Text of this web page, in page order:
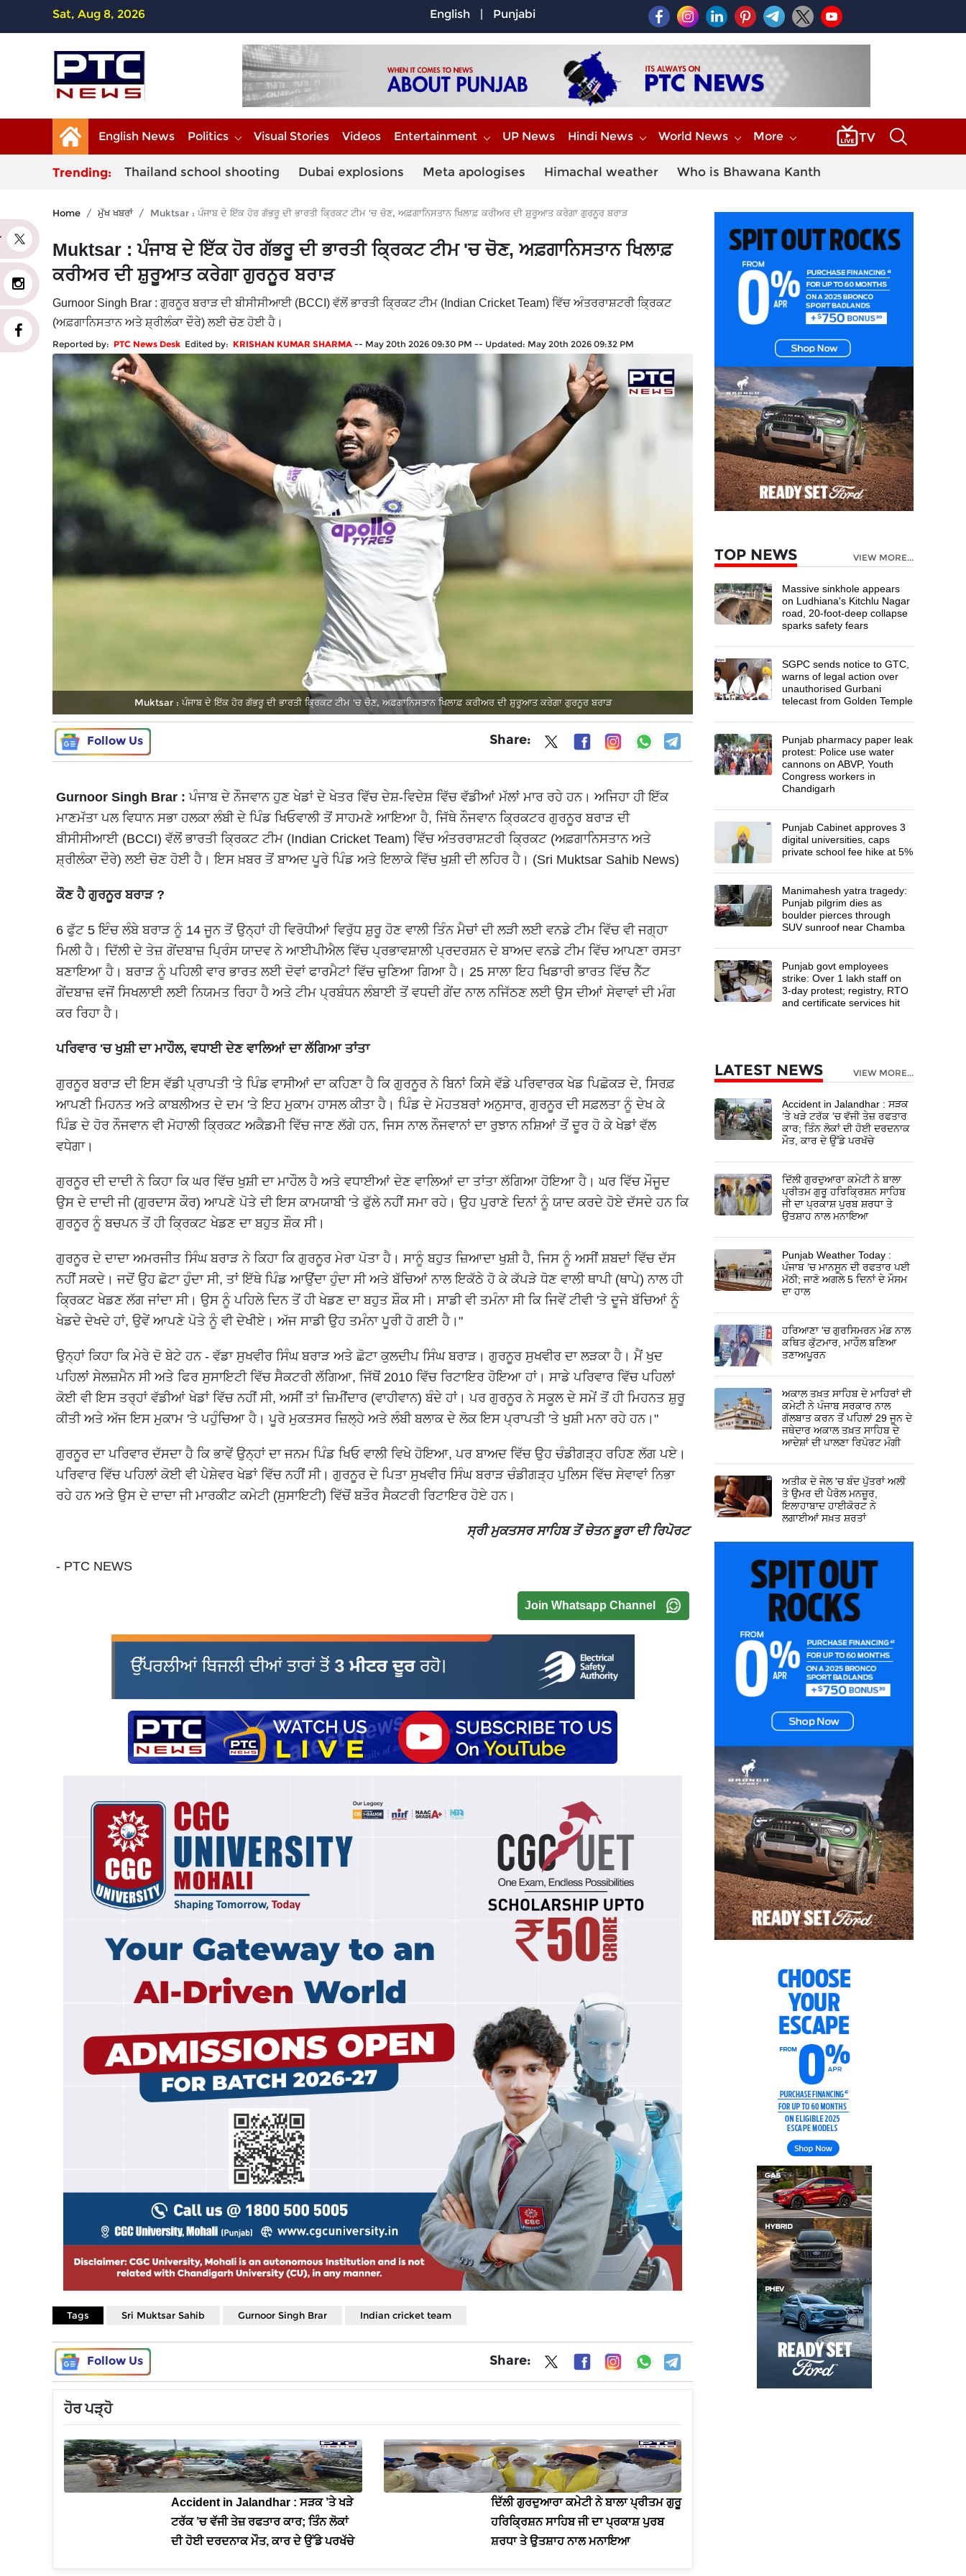
Sat, Aug 8, 2026 English | Punjabi
English News Politics Visual Stories Videos Entertainment UP News Hindi News World News More
Trending: Thailand school shooting Dubai explosions Meta apologises Himachal weather Who is Bhawana Kanth
Home ਮੁੱਖ ਖਬਰਾਂ Muktsar : ਪੰਜਾਬ ਦੇ ਇੱਕ ਹੋਰ ਗੱਭਰੂ ਦੀ ਭਾਰਤੀ ਕ੍ਰਿਕਟ ਟੀਮ 'ਚ ਚੋਣ, ਅਫ਼ਗਾਨਿਸਤਾਨ ਖਿਲਾਫ਼ ਕਰੀਅਰ ਦੀ ਸ਼ੁਰੂਆਤ ਕਰੇਗਾ ਗੁਰਨੂਰ ਬਰਾੜ
Muktsar : ਪੰਜਾਬ ਦੇ ਇੱਕ ਹੋਰ ਗੱਭਰੂ ਦੀ ਭਾਰਤੀ ਕ੍ਰਿਕਟ ਟੀਮ 'ਚ ਚੋਣ, ਅਫ਼ਗਾਨਿਸਤਾਨ ਖਿਲਾਫ਼
ਕਰੀਅਰ ਦੀ ਸ਼ੁਰੂਆਤ ਕਰੇਗਾ ਗੁਰਨੂਰ ਬਰਾੜ
Gurnoor Singh Brar : ਗੁਰਨੂਰ ਬਰਾੜ ਦੀ ਬੀਸੀਸੀਆਈ (BCCI) ਵੱਲੋਂ ਭਾਰਤੀ ਕ੍ਰਿਕਟ ਟੀਮ (Indian Cricket Team) ਵਿੱਚ ਅੰਤਰਰਾਸ਼ਟਰੀ ਕ੍ਰਿਕਟ
(ਅਫ਼ਗਾਨਿਸਤਾਨ ਅਤੇ ਸ਼੍ਰੀਲੰਕਾ ਦੌਰੇ) ਲਈ ਚੋਣ ਹੋਈ ਹੈ।
Reported by: PTC News Desk Edited by: KRISHAN KUMAR SHARMA -- May 20th 2026 09:30 PM -- Updated: May 20th 2026 09:32 PM
Muktsar : ਪੰਜਾਬ ਦੇ ਇੱਕ ਹੋਰ ਗੱਭਰੂ ਦੀ ਭਾਰਤੀ ਕ੍ਰਿਕਟ ਟੀਮ 'ਚ ਚੋਣ, ਅਫ਼ਗਾਨਿਸਤਾਨ ਖਿਲਾਫ਼ ਕਰੀਅਰ ਦੀ ਸ਼ੁਰੂਆਤ ਕਰੇਗਾ ਗੁਰਨੂਰ ਬਰਾੜ
Follow Us Share:
Gurnoor Singh Brar : ਪੰਜਾਬ ਦੇ ਨੌਜਵਾਨ ਹੁਣ ਖੇਡਾਂ ਦੇ ਖੇਤਰ ਵਿੱਚ ਦੇਸ਼-ਵਿਦੇਸ਼ ਵਿੱਚ ਵੱਡੀਆਂ ਮੱਲਾਂ ਮਾਰ ਰਹੇ ਹਨ। ਅਜਿਹਾ ਹੀ ਇੱਕ
ਮਾਣਮੱਤਾ ਪਲ ਵਿਧਾਨ ਸਭਾ ਹਲਕਾ ਲੰਬੀ ਦੇ ਪਿੰਡ ਖਿਓਵਾਲੀ ਤੋਂ ਸਾਹਮਣੇ ਆਇਆ ਹੈ, ਜਿੱਥੇ ਨੌਜਵਾਨ ਕ੍ਰਿਕਟਰ ਗੁਰਨੂਰ ਬਰਾੜ ਦੀ
ਬੀਸੀਸੀਆਈ (BCCI) ਵੱਲੋਂ ਭਾਰਤੀ ਕ੍ਰਿਕਟ ਟੀਮ (Indian Cricket Team) ਵਿੱਚ ਅੰਤਰਰਾਸ਼ਟਰੀ ਕ੍ਰਿਕਟ (ਅਫ਼ਗਾਨਿਸਤਾਨ ਅਤੇ
ਸ਼੍ਰੀਲੰਕਾ ਦੌਰੇ) ਲਈ ਚੋਣ ਹੋਈ ਹੈ। ਇਸ ਖ਼ਬਰ ਤੋਂ ਬਾਅਦ ਪੂਰੇ ਪਿੰਡ ਅਤੇ ਇਲਾਕੇ ਵਿੱਚ ਖੁਸ਼ੀ ਦੀ ਲਹਿਰ ਹੈ। (Sri Muktsar Sahib News)
ਕੌਣ ਹੈ ਗੁਰਨੂਰ ਬਰਾੜ ?
6 ਫੁੱਟ 5 ਇੰਚ ਲੰਬੇ ਬਰਾੜ ਨੂੰ 14 ਜੂਨ ਤੋਂ ਉਨ੍ਹਾਂ ਹੀ ਵਿਰੋਧੀਆਂ ਵਿਰੁੱਧ ਸ਼ੁਰੂ ਹੋਣ ਵਾਲੀ ਤਿੰਨ ਮੈਚਾਂ ਦੀ ਲੜੀ ਲਈ ਵਨਡੇ ਟੀਮ ਵਿੱਚ ਵੀ ਜਗ੍ਹਾ
ਮਿਲੀ ਹੈ। ਦਿੱਲੀ ਦੇ ਤੇਜ਼ ਗੇਂਦਬਾਜ਼ ਪ੍ਰਿੰਸ ਯਾਦਵ ਨੇ ਆਈਪੀਐਲ ਵਿੱਚ ਪ੍ਰਭਾਵਸ਼ਾਲੀ ਪ੍ਰਦਰਸ਼ਨ ਦੇ ਬਾਅਦ ਵਨਡੇ ਟੀਮ ਵਿੱਚ ਆਪਣਾ ਰਸਤਾ
ਬਣਾਇਆ ਹੈ। ਬਰਾੜ ਨੂੰ ਪਹਿਲੀ ਵਾਰ ਭਾਰਤ ਲਈ ਦੋਵਾਂ ਫਾਰਮੈਟਾਂ ਵਿੱਚ ਚੁਣਿਆ ਗਿਆ ਹੈ। 25 ਸਾਲਾ ਇਹ ਖਿਡਾਰੀ ਭਾਰਤ ਵਿੱਚ ਨੈੱਟ
ਗੇਂਦਬਾਜ਼ ਵਜੋਂ ਸਿਖਲਾਈ ਲਈ ਨਿਯਮਤ ਰਿਹਾ ਹੈ ਅਤੇ ਟੀਮ ਪ੍ਰਬੰਧਨ ਲੰਬਾਈ ਤੋਂ ਵਧਦੀ ਗੇਂਦ ਨਾਲ ਨਜਿੱਠਣ ਲਈ ਉਸ ਦੀਆਂ ਸੇਵਾਵਾਂ ਦੀ ਮੰਗ
ਕਰ ਰਿਹਾ ਹੈ।
ਪਰਿਵਾਰ 'ਚ ਖੁਸ਼ੀ ਦਾ ਮਾਹੌਲ, ਵਧਾਈ ਦੇਣ ਵਾਲਿਆਂ ਦਾ ਲੱਗਿਆ ਤਾਂਤਾ
ਗੁਰਨੂਰ ਬਰਾੜ ਦੀ ਇਸ ਵੱਡੀ ਪ੍ਰਾਪਤੀ 'ਤੇ ਪਿੰਡ ਵਾਸੀਆਂ ਦਾ ਕਹਿਣਾ ਹੈ ਕਿ ਗੁਰਨੂਰ ਨੇ ਬਿਨਾਂ ਕਿਸੇ ਵੱਡੇ ਪਰਿਵਾਰਕ ਖੇਡ ਪਿਛੋਕੜ ਦੇ, ਸਿਰਫ਼
ਆਪਣੀ ਮਿਹਨਤ ਅਤੇ ਕਾਬਲੀਅਤ ਦੇ ਦਮ 'ਤੇ ਇਹ ਮੁਕਾਮ ਹਾਸਲ ਕੀਤਾ ਹੈ। ਪਿੰਡ ਦੇ ਮੋਹਤਬਰਾਂ ਅਨੁਸਾਰ, ਗੁਰਨੂਰ ਦੀ ਸਫ਼ਲਤਾ ਨੂੰ ਦੇਖ ਕੇ
ਪਿੰਡ ਦੇ ਹੋਰ ਨੌਜਵਾਨ ਵੀ ਮੋਹਾਲੀ ਕ੍ਰਿਕਟ ਅਕੈਡਮੀ ਵਿੱਚ ਜਾਣ ਲੱਗੇ ਹਨ, ਜਿਸ ਨਾਲ ਨੌਜਵਾਨਾਂ ਦਾ ਰੁਝਾਨ ਨਸ਼ਿਆਂ ਤੋਂ ਦੂਰ ਹੋ ਕੇ ਖੇਡਾਂ ਵੱਲ
ਵਧੇਗਾ।
ਗੁਰਨੂਰ ਦੀ ਦਾਦੀ ਨੇ ਕਿਹਾ ਕਿ ਘਰ ਵਿੱਚ ਖੁਸ਼ੀ ਦਾ ਮਾਹੌਲ ਹੈ ਅਤੇ ਵਧਾਈਆਂ ਦੇਣ ਵਾਲਿਆਂ ਦਾ ਤਾਂਤਾ ਲੱਗਿਆ ਹੋਇਆ ਹੈ। ਘਰ ਵਿੱਚ ਮੌਜੂਦ
ਉਸ ਦੇ ਦਾਦੀ ਜੀ (ਗੁਰਦਾਸ ਕੌਰ) ਆਪਣੇ ਪੋਤੇ ਦੀ ਇਸ ਕਾਮਯਾਬੀ 'ਤੇ ਫੁੱਲੇ ਨਹੀਂ ਸਮਾ ਰਹੇ। ਉਹ ਪੁਰਾਣੇ ਦਿਨਾਂ ਨੂੰ ਯਾਦ ਕਰਦੇ ਹੋਏ ਦੱਸਦੇ ਹਨ ਕਿ
ਗੁਰਨੂਰ ਨੂੰ ਬਚਪਨ ਤੋਂ ਹੀ ਕ੍ਰਿਕਟ ਖੇਡਣ ਦਾ ਬਹੁਤ ਸ਼ੌਕ ਸੀ।
ਗੁਰਨੂਰ ਦੇ ਦਾਦਾ ਅਮਰਜੀਤ ਸਿੰਘ ਬਰਾੜ ਨੇ ਕਿਹਾ ਕਿ ਗੁਰਨੂਰ ਮੇਰਾ ਪੋਤਾ ਹੈ। ਸਾਨੂੰ ਬਹੁਤ ਜ਼ਿਆਦਾ ਖੁਸ਼ੀ ਹੈ, ਜਿਸ ਨੂੰ ਅਸੀਂ ਸ਼ਬਦਾਂ ਵਿੱਚ ਦੱਸ
ਨਹੀਂ ਸਕਦੇ। ਜਦੋਂ ਉਹ ਛੋਟਾ ਹੁੰਦਾ ਸੀ, ਤਾਂ ਇੱਥੇ ਪਿੰਡ ਆਉਂਦਾ ਹੁੰਦਾ ਸੀ ਅਤੇ ਬੱਚਿਆਂ ਨਾਲ ਇਕੱਠੇ ਹੋ ਕੇ ਕੱਪੜੇ ਧੋਣ ਵਾਲੀ ਥਾਪੀ (ਥਾਪੇ) ਨਾਲ ਹੀ
ਕ੍ਰਿਕਟ ਖੇਡਣ ਲੱਗ ਜਾਂਦਾ ਸੀ। ਉਸ ਨੂੰ ਪਹਿਲੇ ਦਿਨ ਤੋਂ ਹੀ ਖੇਡਣ ਦਾ ਬਹੁਤ ਸ਼ੌਕ ਸੀ। ਸਾਡੀ ਵੀ ਤਮੰਨਾ ਸੀ ਕਿ ਜਿਵੇਂ ਟੀਵੀ 'ਤੇ ਦੂਜੇ ਬੱਚਿਆਂ ਨੂੰ
ਖੇਡਦੇ ਦੇਖਦੇ ਹਾਂ, ਉਵੇਂ ਆਪਣੇ ਪੋਤੇ ਨੂੰ ਵੀ ਦੇਖੀਏ। ਅੱਜ ਸਾਡੀ ਉਹ ਤਮੰਨਾ ਪੂਰੀ ਹੋ ਗਈ ਹੈ।"
ਉਨ੍ਹਾਂ ਕਿਹਾ ਕਿ ਮੇਰੇ ਦੋ ਬੇਟੇ ਹਨ - ਵੱਡਾ ਸੁਖਵੀਰ ਸਿੰਘ ਬਰਾੜ ਅਤੇ ਛੋਟਾ ਕੁਲਦੀਪ ਸਿੰਘ ਬਰਾੜ। ਗੁਰਨੂਰ ਸੁਖਵੀਰ ਦਾ ਲੜਕਾ ਹੈ। ਮੈਂ ਖੁਦ
ਪਹਿਲਾਂ ਸੇਲਜ਼ਮੈਨ ਸੀ ਅਤੇ ਫਿਰ ਸੁਸਾਇਟੀ ਵਿੱਚ ਸੈਕਟਰੀ ਲੱਗਿਆ, ਜਿੱਥੋਂ 2010 ਵਿੱਚ ਰਿਟਾਇਰ ਹੋਇਆ ਹਾਂ। ਸਾਡੇ ਪਰਿਵਾਰ ਵਿੱਚ ਪਹਿਲਾਂ
ਕੋਈ ਵੀ ਇਸ ਤਰ੍ਹਾਂ ਵੱਡੀਆਂ ਖੇਡਾਂ ਵਿੱਚ ਨਹੀਂ ਸੀ, ਅਸੀਂ ਤਾਂ ਜ਼ਿਮੀਂਦਾਰ (ਵਾਹੀਵਾਨ) ਬੰਦੇ ਹਾਂ। ਪਰ ਗੁਰਨੂਰ ਨੇ ਸਕੂਲ ਦੇ ਸਮੇਂ ਤੋਂ ਹੀ ਮਿਹਨਤ ਸ਼ੁਰੂ
ਕੀਤੀ ਅਤੇ ਅੱਜ ਇਸ ਮੁਕਾਮ 'ਤੇ ਪਹੁੰਚਿਆ ਹੈ। ਪੂਰੇ ਮੁਕਤਸਰ ਜ਼ਿਲ੍ਹੇ ਅਤੇ ਲੰਬੀ ਬਲਾਕ ਦੇ ਲੋਕ ਇਸ ਪ੍ਰਾਪਤੀ 'ਤੇ ਖੁਸ਼ੀ ਮਨਾ ਰਹੇ ਹਨ।"
ਗੁਰਨੂਰ ਦਾ ਪਰਿਵਾਰ ਦੱਸਦਾ ਹੈ ਕਿ ਭਾਵੇਂ ਉਨ੍ਹਾਂ ਦਾ ਜਨਮ ਪਿੰਡ ਖਿਓ ਵਾਲੀ ਵਿਖੇ ਹੋਇਆ, ਪਰ ਬਾਅਦ ਵਿੱਚ ਉਹ ਚੰਡੀਗੜ੍ਹ ਰਹਿਣ ਲੱਗ ਪਏ।
ਪਰਿਵਾਰ ਵਿੱਚ ਪਹਿਲਾਂ ਕੋਈ ਵੀ ਪੇਸ਼ੇਵਰ ਖੇਡਾਂ ਵਿੱਚ ਨਹੀਂ ਸੀ। ਗੁਰਨੂਰ ਦੇ ਪਿਤਾ ਸੁਖਵੀਰ ਸਿੰਘ ਬਰਾੜ ਚੰਡੀਗੜ੍ਹ ਪੁਲਿਸ ਵਿੱਚ ਸੇਵਾਵਾਂ ਨਿਭਾ
ਰਹੇ ਹਨ ਅਤੇ ਉਸ ਦੇ ਦਾਦਾ ਜੀ ਮਾਰਕੀਟ ਕਮੇਟੀ (ਸੁਸਾਇਟੀ) ਵਿੱਚੋਂ ਬਤੌਰ ਸੈਕਟਰੀ ਰਿਟਾਇਰ ਹੋਏ ਹਨ।
ਸ੍ਰੀ ਮੁਕਤਸਰ ਸਾਹਿਬ ਤੋਂ ਚੇਤਨ ਭੂਰਾ ਦੀ ਰਿਪੋਰਟ
- PTC NEWS
Join Whatsapp Channel
Tags Sri Muktsar Sahib Gurnoor Singh Brar Indian cricket team
Follow Us Share:
ਹੋਰ ਪੜ੍ਹੋ
Accident in Jalandhar : ਸੜਕ ’ਤੇ ਖੜੇ
ਟਰੱਕ ’ਚ ਵੱਜੀ ਤੇਜ਼ ਰਫਤਾਰ ਕਾਰ; ਤਿੰਨ ਲੋਕਾਂ
ਦੀ ਹੋਈ ਦਰਦਨਾਕ ਮੌਤ, ਕਾਰ ਦੇ ਉੱਡੇ ਪਰਖੱਚੇ
ਦਿੱਲੀ ਗੁਰਦੁਆਰਾ ਕਮੇਟੀ ਨੇ ਬਾਲਾ ਪ੍ਰੀਤਮ ਗੁਰੂ
ਹਰਿਕ੍ਰਿਸ਼ਨ ਸਾਹਿਬ ਜੀ ਦਾ ਪ੍ਰਕਾਸ਼ ਪੁਰਬ
ਸ਼ਰਧਾ ਤੇ ਉਤਸ਼ਾਹ ਨਾਲ ਮਨਾਇਆ
TOP NEWS VIEW MORE...
Massive sinkhole appears
on Ludhiana's Kitchlu Nagar
road, 20-foot-deep collapse
sparks safety fears
SGPC sends notice to GTC,
warns of legal action over
unauthorised Gurbani
telecast from Golden Temple
Punjab pharmacy paper leak
protest: Police use water
cannons on ABVP, Youth
Congress workers in
Chandigarh
Punjab Cabinet approves 3
digital universities, caps
private school fee hike at 5%
Manimahesh yatra tragedy:
Punjab pilgrim dies as
boulder pierces through
SUV sunroof near Chamba
Punjab govt employees
strike: Over 1 lakh staff on
3-day protest; registry, RTO
and certificate services hit
LATEST NEWS VIEW MORE...
Accident in Jalandhar : ਸੜਕ
’ਤੇ ਖੜੇ ਟਰੱਕ ’ਚ ਵੱਜੀ ਤੇਜ਼ ਰਫਤਾਰ
ਕਾਰ; ਤਿੰਨ ਲੋਕਾਂ ਦੀ ਹੋਈ ਦਰਦਨਾਕ
ਮੌਤ, ਕਾਰ ਦੇ ਉੱਡੇ ਪਰਖੱਚੇ
ਦਿੱਲੀ ਗੁਰਦੁਆਰਾ ਕਮੇਟੀ ਨੇ ਬਾਲਾ
ਪ੍ਰੀਤਮ ਗੁਰੂ ਹਰਿਕ੍ਰਿਸ਼ਨ ਸਾਹਿਬ
ਜੀ ਦਾ ਪ੍ਰਕਾਸ਼ ਪੁਰਬ ਸ਼ਰਧਾ ਤੇ
ਉਤਸ਼ਾਹ ਨਾਲ ਮਨਾਇਆ
Punjab Weather Today :
ਪੰਜਾਬ ’ਚ ਮਾਨਸੂਨ ਦੀ ਰਫਤਾਰ ਪਈ
ਮੱਠੀ; ਜਾਣੋ ਅਗਲੇ 5 ਦਿਨਾਂ ਦੇ ਮੌਸਮ
ਦਾ ਹਾਲ
ਹਰਿਆਣਾ 'ਚ ਗੁਰਸਿਮਰਨ ਮੰਡ ਨਾਲ
ਕਥਿਤ ਕੁੱਟਮਾਰ, ਮਾਹੌਲ ਬਣਿਆ
ਤਣਾਅਪੂਰਨ
ਅਕਾਲ ਤਖ਼ਤ ਸਾਹਿਬ ਦੇ ਮਾਹਿਰਾਂ ਦੀ
ਕਮੇਟੀ ਨੇ ਪੰਜਾਬ ਸਰਕਾਰ ਨਾਲ
ਗੱਲਬਾਤ ਕਰਨ ਤੋਂ ਪਹਿਲਾਂ 29 ਜੂਨ ਦੇ
ਜਥੇਦਾਰ ਅਕਾਲ ਤਖ਼ਤ ਸਾਹਿਬ ਦੇ
ਆਦੇਸ਼ਾਂ ਦੀ ਪਾਲਣਾ ਰਿਪੋਰਟ ਮੰਗੀ
ਅਤੀਕ ਦੇ ਜੇਲ 'ਚ ਬੰਦ ਪੁੱਤਰਾਂ ਅਲੀ
ਤੇ ਉਮਰ ਦੀ ਪੈਰੋਲ ਮਨਜ਼ੂਰ,
ਇਲਾਹਾਬਾਦ ਹਾਈਕੋਰਟ ਨੇ
ਲਗਾਈਆਂ ਸਖ਼ਤ ਸ਼ਰਤਾਂ